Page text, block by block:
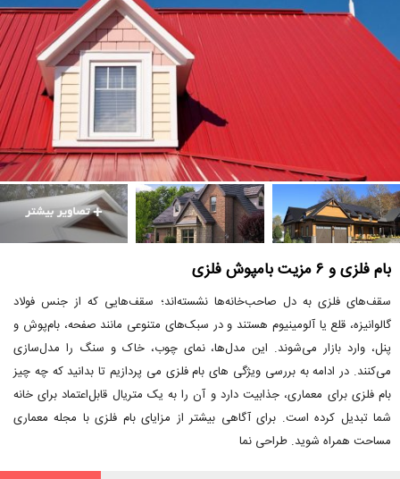
بام فلزی و ۶ مزیت بامپوش فلزی
سقف‌های فلزی به دل صاحب‌خانه‌ها نشسته‌اند؛ سقف‌هایی که از جنس فولاد
گالوانیزه، قلع یا آلومینیوم هستند و در سبک‌های متنوعی مانند صفحه، بام‌پوش و
پنل، وارد بازار می‌شوند. این مدل‌ها، نمای چوب، خاک و سنگ را مدل‌سازی
می‌کنند. در ادامه به بررسی ویژگی های بام فلزی می پردازیم تا بدانید که چه چیز
بام فلزی برای معماری، جذابیت دارد و آن را به یک متریال قابل‌اعتماد برای خانه
شما تبدیل کرده است. برای آگاهی بیشتر از مزایای بام فلزی با مجله معماری
مساحت همراه شوید. طراحی نما